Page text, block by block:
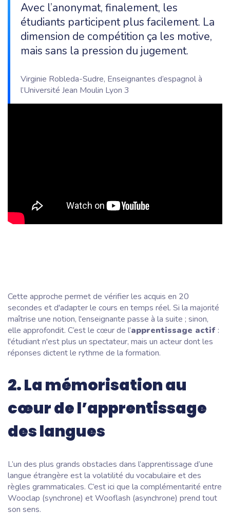
Avec l’anonymat, finalement, les
étudiants participent plus facilement. La
dimension de compétition ça les motive,
mais sans la pression du jugement.
Virginie Robleda-Sudre, Enseignantes d’espagnol à
l’Université Jean Moulin Lyon 3
Cette approche permet de vérifier les acquis en 20
secondes et d'adapter le cours en temps réel. Si la majorité
maîtrise une notion, l'enseignante passe à la suite ; sinon,
elle approfondit. C’est le cœur de l’apprentissage actif :
l'étudiant n'est plus un spectateur, mais un acteur dont les
réponses dictent le rythme de la formation.
2. La mémorisation au
cœur de l’apprentissage
des langues
L’un des plus grands obstacles dans l’apprentissage d’une
langue étrangère est la volatilité du vocabulaire et des
règles grammaticales. C’est ici que la complémentarité entre
Wooclap (synchrone) et Wooflash (asynchrone) prend tout
son sens.